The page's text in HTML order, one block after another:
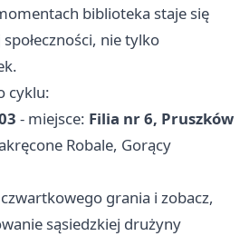
biblioteka staje się
nie tylko
cyklu:
- miejsce: Filia nr 6, Pruszków
Robale, Gorący
grania i zobacz,
sąsiedzkiej drużyny